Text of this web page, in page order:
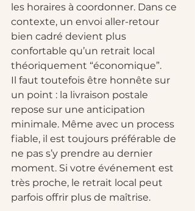
les horaires à coordonner. Dans ce
contexte, un envoi aller-retour
bien cadré devient plus
confortable qu’un retrait local
théoriquement “économique”.
Il faut toutefois être honnête sur
un point : la livraison postale
repose sur une anticipation
minimale. Même avec un process
fiable, il est toujours préférable de
ne pas s’y prendre au dernier
moment. Si votre événement est
très proche, le retrait local peut
parfois offrir plus de maîtrise.